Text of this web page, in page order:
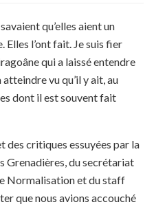
qu’elles aient un
l’ont fait. Je suis fier
qui a laissé entendre
vu qu’il y ait, au
dont il est souvent fait
des critiques essuyées par la
Grenadières, du secrétariat
Normalisation et du staff
que nous avions accouché